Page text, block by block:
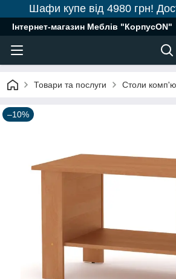
Шафи купе від 4980 грн!
Інтернет-магазин Меблів "КорпусON"
Товари та послуги Столи
–10%